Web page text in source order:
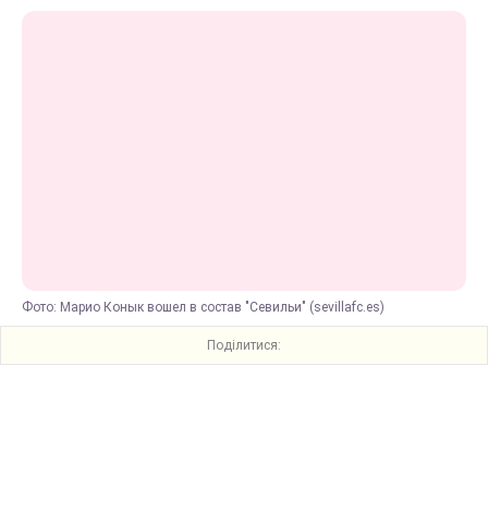
Фото: Марио Конык вошел в состав "Севильи" (sevillafc.es)
Поділитися: